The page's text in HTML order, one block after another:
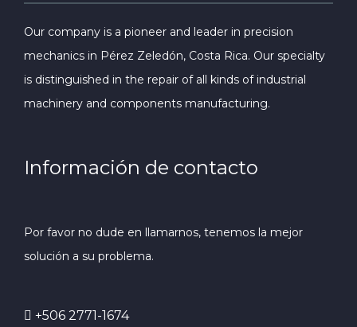
Our company is a pioneer and leader in precision
mechanics in Pérez Zeledón, Costa Rica. Our specialty
is distinguished in the repair of all kinds of industrial
machinery and components manufacturing.
Información de contacto
Por favor no dude en llamarnos, tenemos la mejor
solución a su problema.
+506 2771-1674